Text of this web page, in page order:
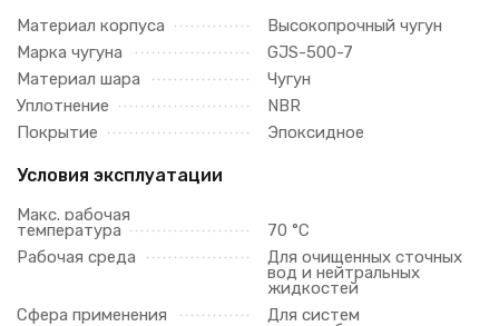
Материал корпуса
Высокопрочный чугун
Марка чугуна
GJS-500-7
Материал шара
Чугун
Уплотнение
NBR
Покрытие
Эпоксидное
Условия эксплуатации
Макс. рабочая
температура
70 °C
Рабочая среда
Для очищенных сточных
вод и нейтральных
жидкостей
Сфера применения
Для систем